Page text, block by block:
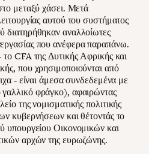
μεταξύ χάσει. Μετά
αυτού του συστήματος
διατηρήθηκαν αναλλοίωτες
που ανέφερα παραπάνω.
CFA της Δυτικής Αφρικής και
που χρησιμοποιούνται από
- είναι άμεσα συνδεδεμένα με
φράγκο), αφαιρώντας
της νομισματικής πολιτικής
κυβερνήσεων και θέτοντάς το
υπουργείου Οικονομικών και
αρχών της ευρωζώνης.